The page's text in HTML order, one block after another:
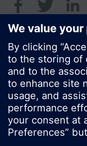
© Siemens AB,
CPS - 2017
Produktportfölj och